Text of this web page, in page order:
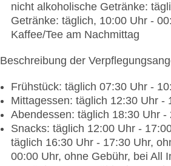
nicht alkoholische Getränke:
Getränke: täglich, 10:00 Uhr -
Kaffee/Tee am Nachmittag
Beschreibung der
Frühstück: täglich 07:30 Uhr -
Mittagessen: täglich 12:30 Uhr -
Abendessen: täglich 18:30 Uhr
Snacks: täglich 12:00 Uhr -
täglich 16:30 Uhr - 17:30 Uhr,
00:00 Uhr, ohne Gebühr, bei All